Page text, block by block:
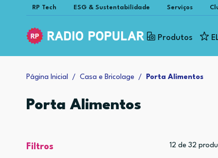
RP Tech ESG & Sustentabilidade Serviços
Produtos
Página Inicial Casa e Bricolage Porta Alimentos
Porta Alimentos
Filtros 12 de 32